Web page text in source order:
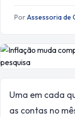
PorAssessoria de
Uma em cada
as contas no